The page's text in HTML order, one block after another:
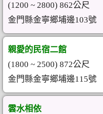
(1200 ~ 2800) 862公尺
金門縣金寧鄉埔邊103號
親愛的民宿二館
(1800 ~ 2500) 872公尺
金門縣金寧鄉埔邊115號
雲水相依